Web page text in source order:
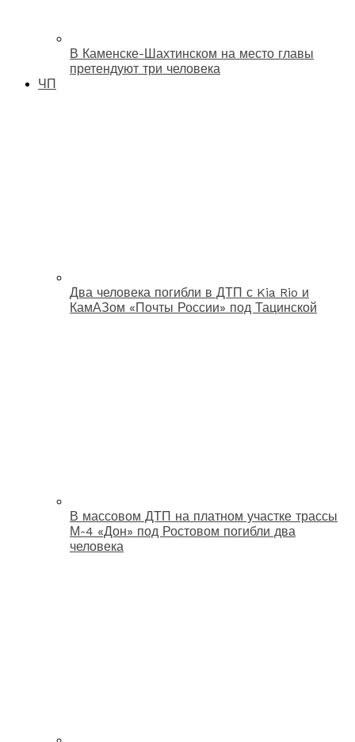
В Каменске-Шахтинском на место главы
претендуют три человека
ЧП
Два человека погибли в ДТП с Kia Rio и
КамАЗом «Почты России» под Тацинской
В массовом ДТП на платном участке трассы
М-4 «Дон» под Ростовом погибли два
человека